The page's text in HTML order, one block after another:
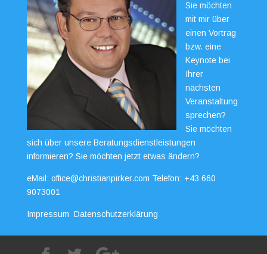
Sie möchten
mit mir über
einen Vortrag
bzw. eine
Keynote bei
Ihrer
nächsten
Veranstaltung
sprechen?
Sie möchten
sich über unsere Beratungsdienstleistungen
informieren? Sie möchten jetzt etwas ändern?
eMail: office@christianpirker.com Telefon: +43 660
9073001
Impressum Datenschutzerklärung